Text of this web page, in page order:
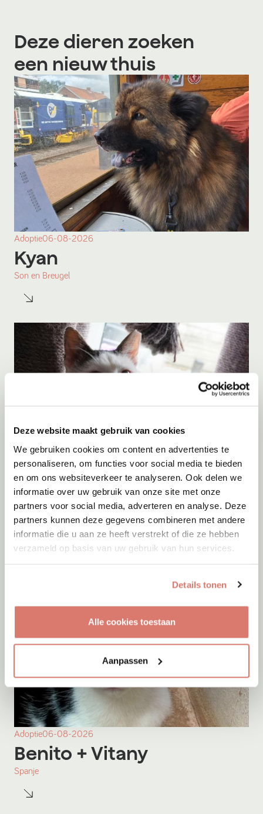
Deze website maakt gebruik van cookies
We gebruiken cookies om content en advertenties te
personaliseren, om functies voor social media te bieden
en om ons websiteverkeer te analyseren. Ook delen we
informatie over uw gebruik van onze site met onze
partners voor social media, adverteren en analyse. Deze
partners kunnen deze gegevens combineren met andere
informatie die u aan ze heeft verstrekt of die ze hebben
verzameld op basis van uw gebruik van hun services.
Details tonen
Alle cookies toestaan
Aanpassen
Deze dieren zoeken
een nieuw thuis
Adoptie06-08-2026
Kyan
Son en Breugel
Adoptie 06-08-2026
Figo
Berkhout
Adoptie06-08-2026
Benito + Vitany
Spanje